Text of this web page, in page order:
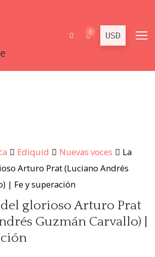
0
Ediquid Nuevas voces
La
Arturo Prat (Luciano Andrés
| Fe y superación
glorioso Arturo Prat
Guzmán Carvallo) |